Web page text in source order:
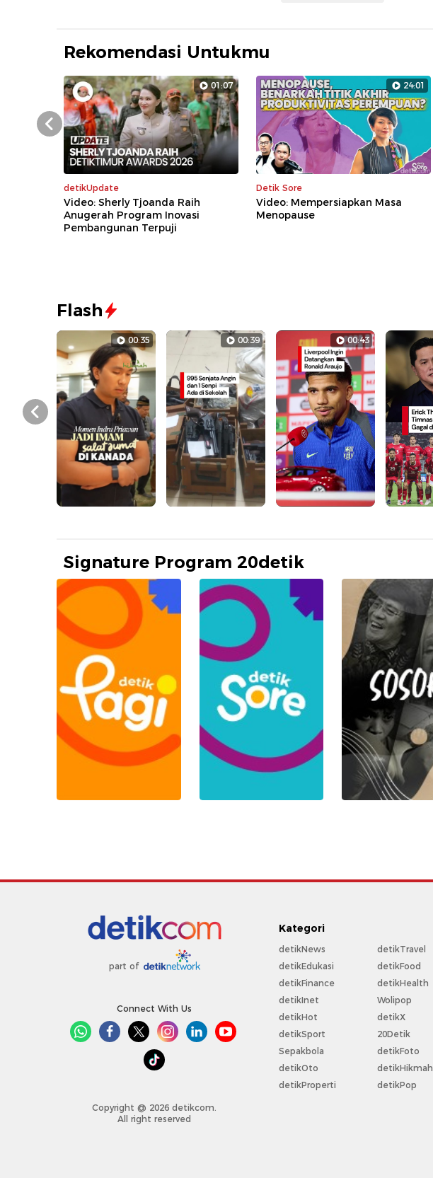
Rekomendasi Untukmu
01:07
detikUpdate
Video: Sherly Tjoanda Raih
Anugerah Program Inovasi
Pembangunan Terpuji
24:01
Detik Sore
Video: Mempersiapkan Masa
Menopause
Prev
Flash
00:35 00:39 00:43
Prev
Signature Program 20detik
part of
Connect With Us
Copyright @ 2026 detikcom.
All right reserved
Kategori
detikNews
detikEdukasi
detikFinance
detikInet
detikHot
detikSport
Sepakbola
detikOto
detikProperti
detikTravel
detikFood
detikHealth
Wolipop
detikX
20Detik
detikFoto
detikHikmah
detikPop